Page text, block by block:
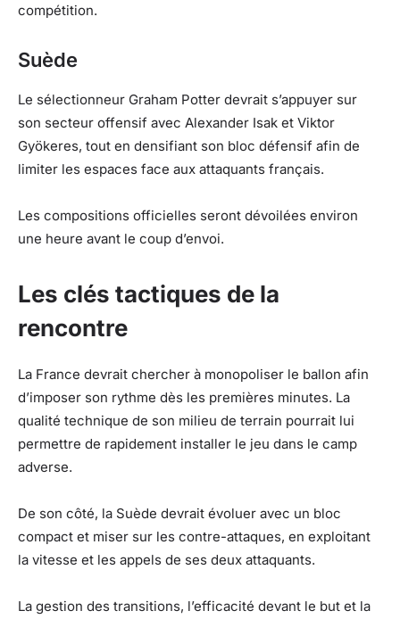
compétition.
Suède
Le sélectionneur Graham Potter devrait s’appuyer sur
son secteur offensif avec Alexander Isak et Viktor
Gyökeres, tout en densifiant son bloc défensif afin de
limiter les espaces face aux attaquants français.
Les compositions officielles seront dévoilées environ
une heure avant le coup d’envoi.
Les clés tactiques de la
rencontre
La France devrait chercher à monopoliser le ballon afin
d’imposer son rythme dès les premières minutes. La
qualité technique de son milieu de terrain pourrait lui
permettre de rapidement installer le jeu dans le camp
adverse.
De son côté, la Suède devrait évoluer avec un bloc
compact et miser sur les contre-attaques, en exploitant
la vitesse et les appels de ses deux attaquants.
La gestion des transitions, l’efficacité devant le but et la